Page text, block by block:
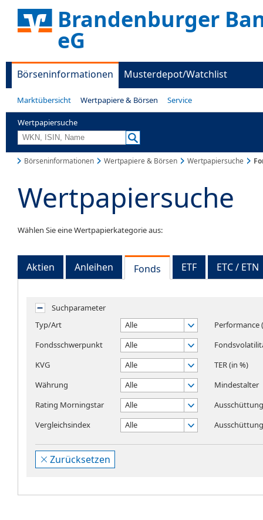
Brandenburger
eG
Börseninformationen Musterdepot/Watchlist
Marktübersicht Wertpapiere & Börsen Service
Wertpapiersuche
Börseninformationen Wertpapiere & Börsen Wertpapiersuche
Wertpapiersuche
Wählen Sie eine Wertpapierkategorie aus:
Aktien Anleihen Fonds ETF ETC / ETN
Suchparameter
Typ/Art
Alle
Fondsschwerpunkt
Alle
KVG
Alle
Währung
Alle
Rating Morningstar
Alle
Vergleichsindex
Alle
Performance
TER (in %)
Mindestalter
Zurücksetzen